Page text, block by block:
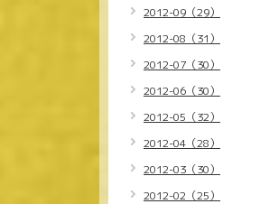
2012-09（29）
2012-08（31）
2012-07（30）
2012-06（30）
2012-05（32）
2012-04（28）
2012-03（30）
2012-02（25）